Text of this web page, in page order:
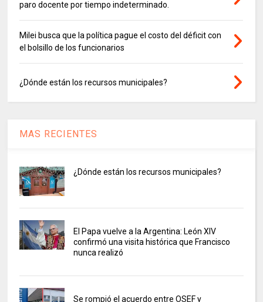
paro docente por tiempo indeterminado.
Milei busca que la política pague el costo del déficit con
el bolsillo de los funcionarios
¿Dónde están los recursos municipales?
MAS RECIENTES
¿Dónde están los recursos municipales?
El Papa vuelve a la Argentina: León XIV
confirmó una visita histórica que Francisco
nunca realizó
Se rompió el acuerdo entre OSEF y